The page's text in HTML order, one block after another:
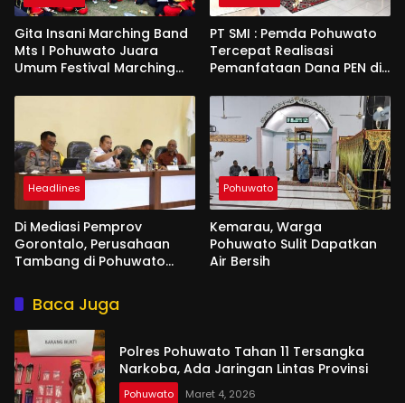
Gita Insani Marching Band
Mts I Pohuwato Juara
Umum Festival Marching
PT SMI : Pemda Pohuwato
Tercepat Realisasi
Pemanfataan Dana PEN di
Headlines
Di Mediasi Pemprov
Gorontalo, Perusahaan
Tambang di Pohuwato
Ribuan Penambang
Pohuwato
Kemarau, Warga
Pohuwato Sulit Dapatkan
Air Bersih
Baca Juga
Polres Pohuwato Tahan 11 Tersangka
Narkoba, Ada Jaringan Lintas Provinsi
Pohuwato Maret 4, 2026